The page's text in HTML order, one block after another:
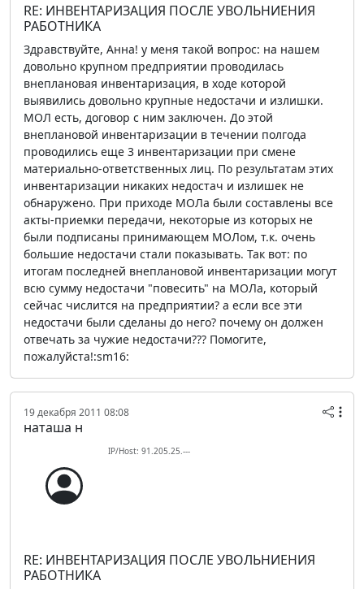
RE: ИНВЕНТАРИЗАЦИЯ ПОСЛЕ УВОЛЬНИЕНИЯ
РАБОТНИКА
Здравствуйте, Анна! у меня такой вопрос: на нашем
довольно крупном предприятии проводилась
внеплановая инвентаризация, в ходе которой
выявились довольно крупные недостачи и излишки.
МОЛ есть, договор с ним заключен. До этой
внеплановой инвентаризации в течении полгода
проводились еще 3 инвентаризации при смене
материально-ответственных лиц. По результатам этих
инвентаризации никаких недостач и излишек не
обнаружено. При приходе МОЛа были составлены все
акты-приемки передачи, некоторые из которых не
были подписаны принимающем МОЛом, т.к. очень
большие недостачи стали показывать. Так вот: по
итогам последней внеплановой инвентаризации могут
всю сумму недостачи "повесить" на МОЛа, который
сейчас числится на предприятии? а если все эти
недостачи были сделаны до него? почему он должен
отвечать за чужие недостачи??? Помогите,
пожалуйста!:sm16:
19 декабря 2011 08:08
наташа н
IP/Host: 91.205.25.---
RE: ИНВЕНТАРИЗАЦИЯ ПОСЛЕ УВОЛЬНИЕНИЯ
РАБОТНИКА